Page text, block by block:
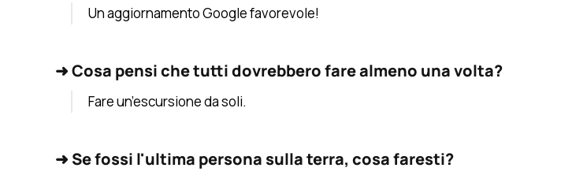
Un aggiornamento Google favorevole!
➜Cosa pensi che tutti dovrebbero fare almeno una volta?
Fare un’escursione da soli.
➜ Se fossi l'ultima persona sulla terra, cosa faresti?